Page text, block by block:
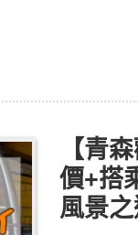
【青
價+搭
風景之